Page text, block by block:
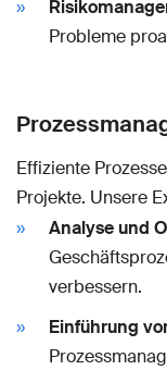
Probleme
Effiziente
Projekte. Unsere
Analyse und
verbessern.
Einführung